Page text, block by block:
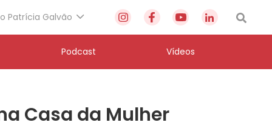
Patrícia Galvão
Podcast Vídeos
Casa da Mulher